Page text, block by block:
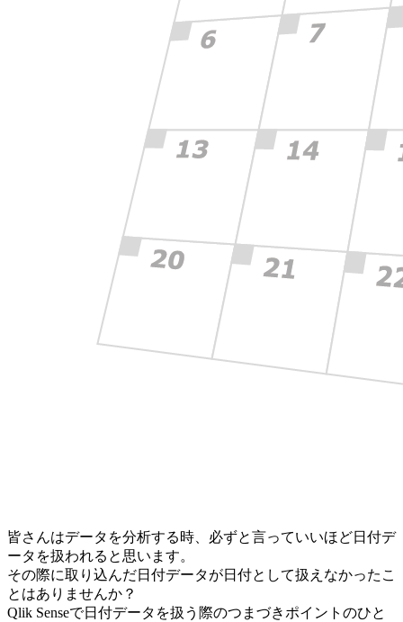
皆さんはデータを分析する時、必ずと言っていいほど日付デ
ータを扱われると思います。
その際に取り込んだ日付データが日付として扱えなかったこ
とはありませんか？
Qlik Senseで日付データを扱う際のつまづきポイントのひと